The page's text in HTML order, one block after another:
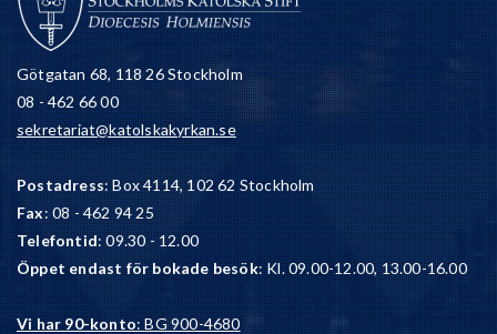
Götgatan 68, 118 26 Stockholm
08 - 462 66 00
sekretariat@katolskakyrkan.se
Postadress: Box 4114, 102 62 Stockholm
Fax: 08 - 462 94 25
Telefontid: 09.30 - 12.00
Öppet endast för bokade besök: Kl. 09.00-12.00, 13.00-16.00
Vi har 90-konto: BG 900-4680